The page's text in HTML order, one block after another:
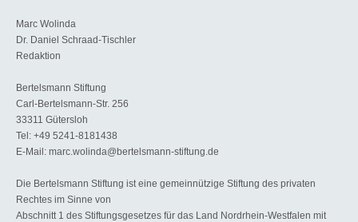
Marc Wolinda
Dr. Daniel Schraad-Tischler
Redaktion
Bertelsmann Stiftung
Carl-Bertelsmann-Str. 256
33311 Gütersloh
Tel: +49 5241-8181438
E-Mail: marc.wolinda@bertelsmann-stiftung.de
Die Bertelsmann Stiftung ist eine gemeinnützige Stiftung des privaten
Rechtes im Sinne von
Abschnitt 1 des Stiftungsgesetzes für das Land Nordrhein-Westfalen mit